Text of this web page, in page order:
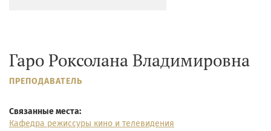
Гаро Роксолана Владимировна
ПРЕПОДАВАТЕЛЬ
Связанные места:
Кафедра режиссуры кино и телевидения